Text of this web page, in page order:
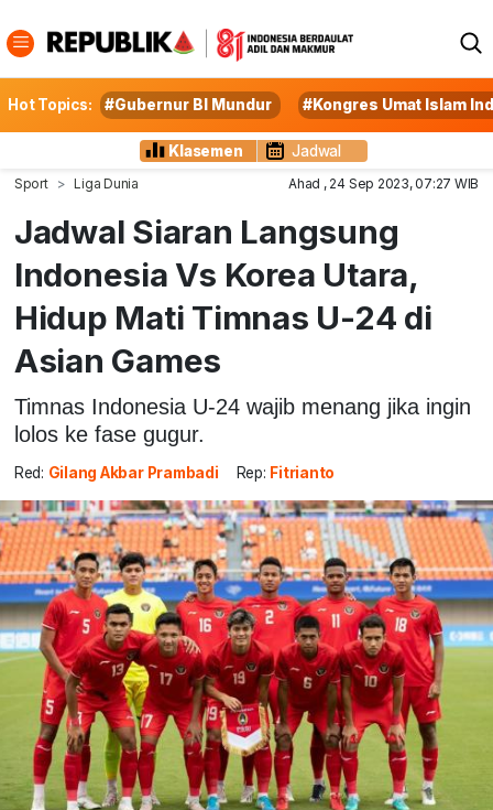
Hot Topics: #Gubernur BI Mundur #Kongres Umat Islam
Klasemen Jadwal
Sport Liga Dunia Ahad , 24 Sep 2023, 07:27 WIB
Jadwal Siaran Langsung
Indonesia Vs Korea Utara,
Hidup Mati Timnas U-24 di
Asian Games
Timnas Indonesia U-24 wajib menang jika ingin
lolos ke fase gugur.
Red: Gilang Akbar Prambadi Rep: Fitrianto